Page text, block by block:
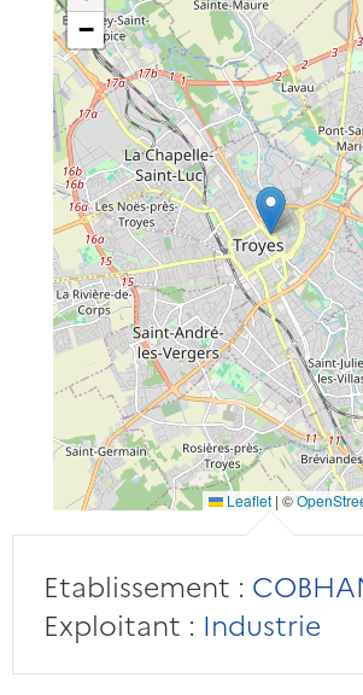
−
Leaflet | ©
Etablissement :
Exploitant : Industrie